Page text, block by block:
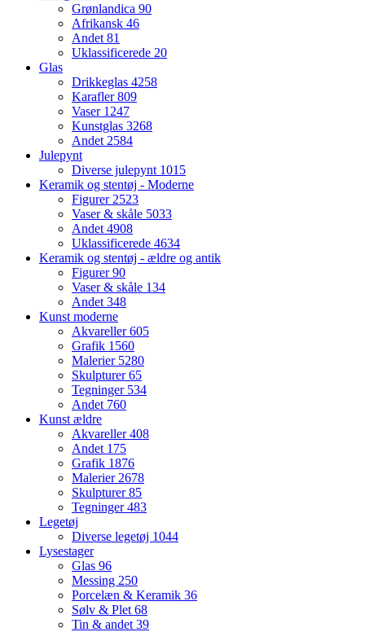
Grønlandica 90
Afrikansk 46
Andet 81
Uklassificerede 20
Glas
Drikkeglas 4258
Karafler809
Vaser 1247
Kunstglas 3268
Andet 2584
Julepynt
Diverse julepynt 1015
Keramik og stentøj - Moderne
Figurer 2523
Vaser & skåle 5033
Andet 4908
Uklassificerede 4634
Keramik og stentøj - ældre og antik
Figurer90
Vaser & skåle 134
Andet 348
Kunst moderne
Akvareller605
Grafik 1560
Malerier 5280
Skulpturer65
Tegninger 534
Andet 760
Kunst ældre
Akvareller408
Andet 175
Grafik 1876
Malerier 2678
Skulpturer85
Tegninger483
Legetøj
Diverse legetøj 1044
Lysestager
Glas 96
Messing 250
Porcelæn & Keramik 36
Sølv & Plet 68
Tin & andet 39